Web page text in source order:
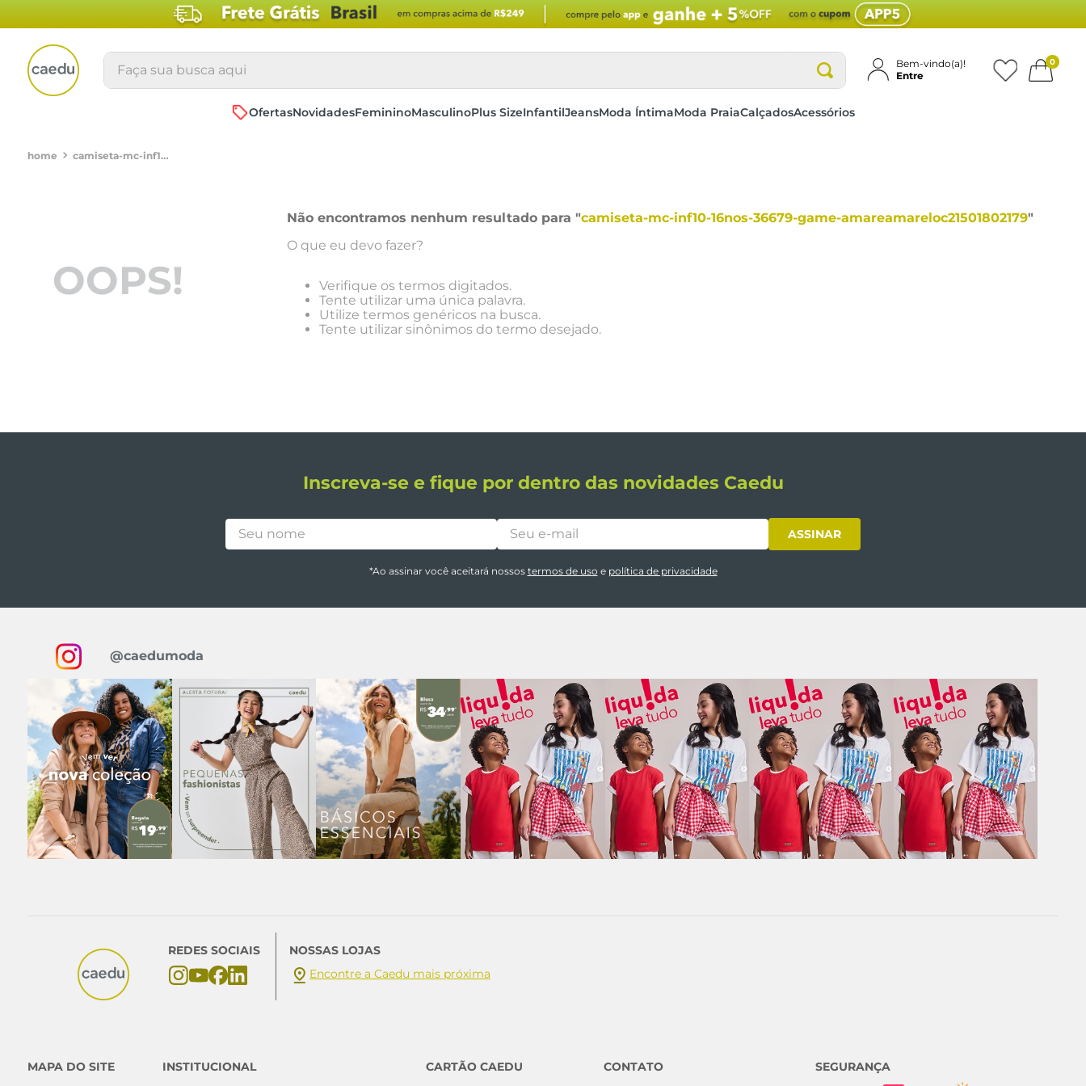
Faça sua busca aqui
Bem-vindo(a)!
Entre
0
OfertasNovidadesFemininoMasculinoPlus SizeInfantilJeansModa ÍntimaModa PraiaCalçadosAcessórios
camiseta-mc-inf10-16nos-36679-game-amareamareloc21501802179
OOPS!
Não encontramos nenhum resultado para "camiseta-mc-inf10-16nos-36679-game-amareamareloc21501802179"
O que eu devo fazer?
Verifique os termos digitados.
Tente utilizar uma única palavra.
Utilize termos genéricos na busca.
Tente utilizar sinônimos do termo desejado.
Inscreva-se e fique por dentro das novidades Caedu
ASSINAR
*Ao assinar você aceitará nossos termos de uso e política de privacidade
@caedumoda
REDES SOCIAIS
NOSSAS LOJAS
Encontre a Caedu mais próxima
MAPA DO SITE INSTITUCIONAL CARTÃO CAEDU CONTATO SEGURANÇA